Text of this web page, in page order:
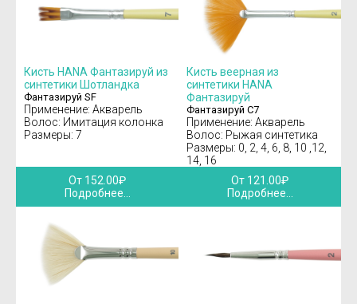
Кисть HANA Фантазируй из
синтетики Шотландка
Фантазируй SF
Применение: Акварель
Волос: Имитация колонка
Размеры: 7
От 152.00₽
Подробнее...
Кисть веерная из
синтетики HANA
Фантазируй
Фантазируй С7
Применение: Акварель
Волос: Рыжая синтетика
Размеры: 0, 2, 4, 6, 8, 10 ,12,
14, 16
От 121.00₽
Подробнее...